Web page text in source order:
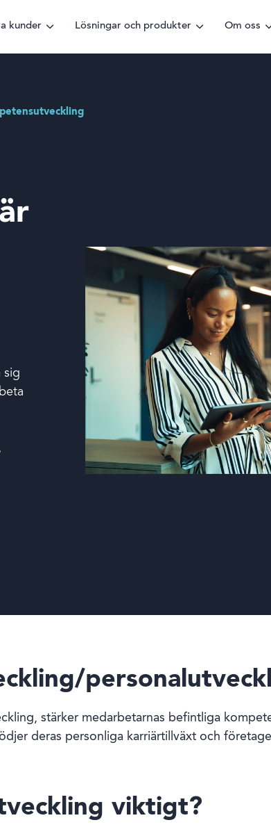
kunder Lösningar och produkter Om oss
är
sig
stärker medarbetarnas befintliga
deras personliga karriärtillväxt och
viktigt?